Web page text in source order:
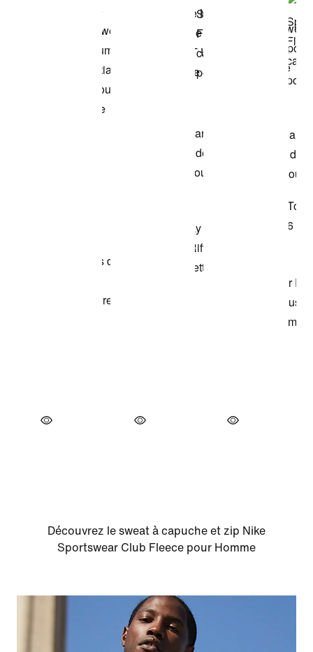
Découvrez le sweat à capuche et zip Nike
Sportswear Club Fleece pour Homme